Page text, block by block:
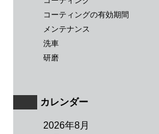
コーティングの有効期間
メンテナンス
洗車
研磨
カレンダー
2026年8月